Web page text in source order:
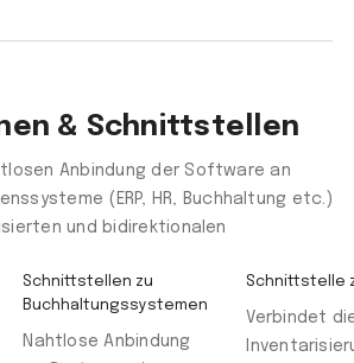
& Schnittstellen
Anbindung der Software an
(ERP, HR, Buchhaltung etc.)
und bidirektionalen
Schnittstellen zu
Buchhaltungssystemen
Nahtlose Anbindung
Schnittstelle
Verbindet